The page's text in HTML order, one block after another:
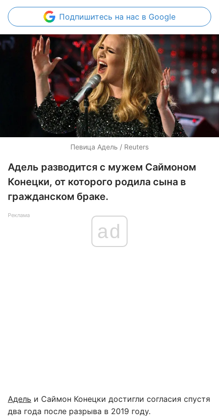
Подпишитесь на нас в Google
Певица Адель / Reuters
Адель разводится с мужем Саймоном
Конецки, от которого родила сына в
гражданском браке.
Реклама
ad
Адель и Саймон Конецки достигли согласия спустя
два года после разрыва в 2019 году.